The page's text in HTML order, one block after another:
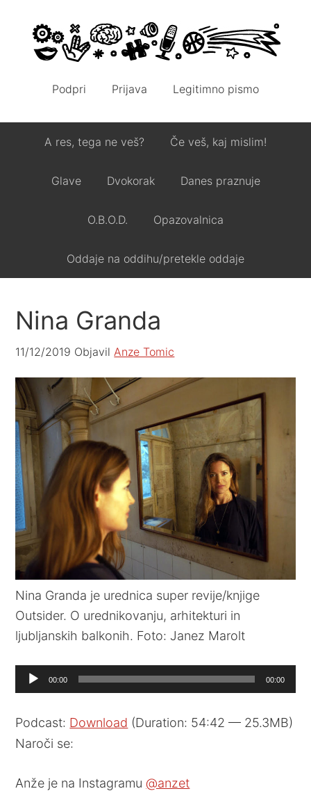
Podpri Prijava Legitimno pismo
A res, tega ne veš? Če veš, kaj mislim!
Glave Dvokorak Danes praznuje
O.B.O.D. Opazovalnica
Oddaje na oddihu/pretekle oddaje
Nina Granda
11/12/2019 ObjavilAnze Tomic
Nina Granda je urednica super revije/knjige
Outsider. O urednikovanju, arhitekturi in
ljubljanskih balkonih. Foto: Janez Marolt
Audio
Player
00:00 00:00
Podcast: Download (Duration: 54:42 — 25.3MB)
Naroči se:
Anže je na Instagramu@anzet